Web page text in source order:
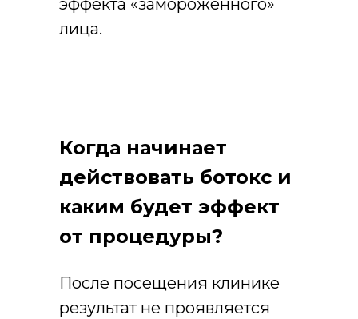
эффекта «замороженного»
лица.
Когда начинает
действовать ботокс и
каким будет эффект
от процедуры?
После посещения клинике
результат не проявляется